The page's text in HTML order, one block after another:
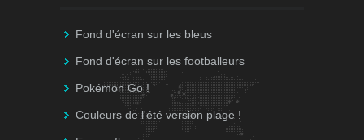
Fond d'écran sur les bleus
Fond d'écran sur les footballeurs
Pokémon Go !
Couleurs de l'été version plage !